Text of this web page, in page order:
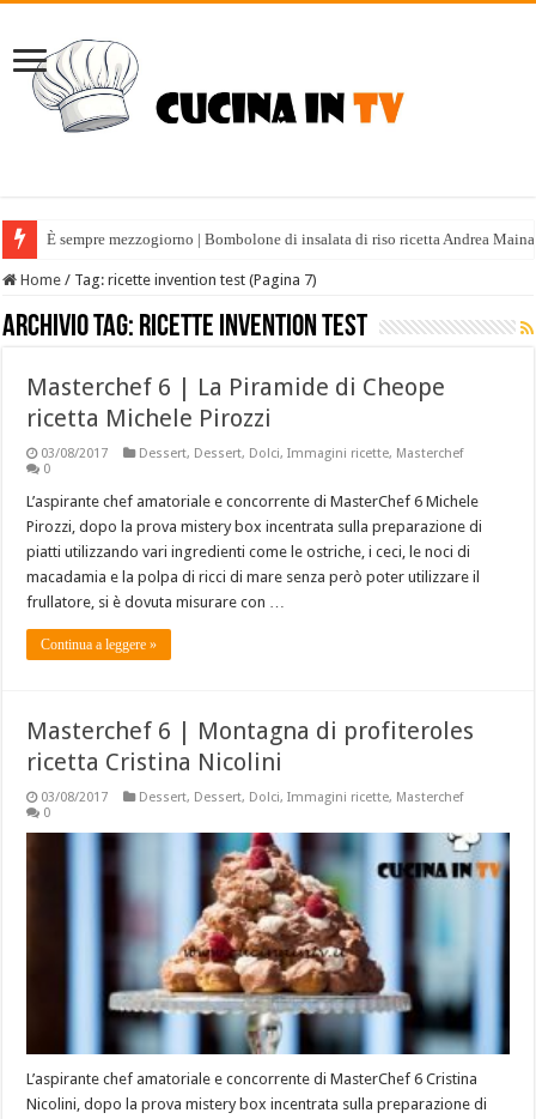
È sempre mezzogiorno | Bombolone di insalata di riso ricetta Andrea
Home / Tag:ricette invention test (Pagina 7)
Archivio tag: ricette invention test
Masterchef 6 | La Piramide di Cheope
ricetta Michele Pirozzi
03/08/2017 Dessert, Dessert, Dolci,Immagini ricette, Masterchef
0
L’aspirante chef amatoriale e concorrente di MasterChef 6 Michele
Pirozzi, dopo la prova mistery box incentrata sulla preparazione di
piatti utilizzando vari ingredienti come le ostriche, i ceci, le noci di
macadamia e la polpa di ricci di mare senza però poter utilizzare il
frullatore, si è dovuta misurare con …
Continua a leggere »
Masterchef 6 | Montagna di profiteroles
ricetta Cristina Nicolini
03/08/2017 Dessert, Dessert, Dolci,Immagini ricette, Masterchef
0
L’aspirante chef amatoriale e concorrente di MasterChef 6 Cristina
Nicolini, dopo la prova mistery box incentrata sulla preparazione di